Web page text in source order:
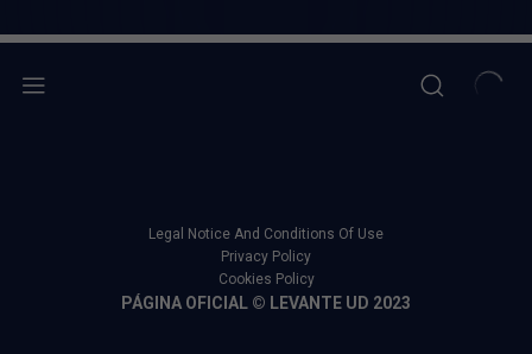
Legal Notice And Conditions Of Use
Privacy Policy
Cookies Policy
PÁGINA OFICIAL © LEVANTE UD 2023